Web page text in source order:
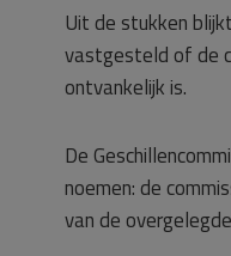
Uit de stukken
vastgesteld of de
ontvankelijk is.
De
noemen: de
van de